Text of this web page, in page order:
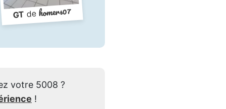
GTdehomers07
votre 5008 ?
!